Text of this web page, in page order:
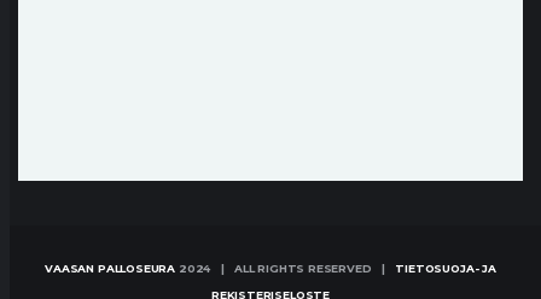
VAASAN PALLOSEURA 2024 | ALL RIGHTS RESERVED | TIETOSUOJA- JA
REKISTERISELOSTE